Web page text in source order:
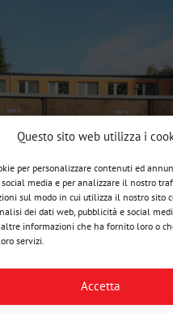
Questo sito web utilizza i
per personalizzare contenuti ed
media e per analizzare il nostro
sul modo in cui utilizza il nostro sito
dei dati web, pubblicità e social
informazioni che ha fornito loro o
servizi.
Accetta